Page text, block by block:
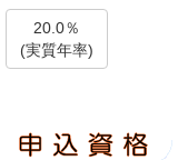
20.0％
(実質年率)